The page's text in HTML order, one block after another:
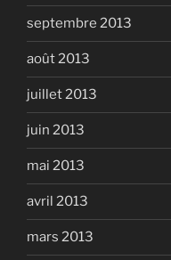
septembre 2013
août 2013
juillet 2013
juin 2013
mai 2013
avril 2013
mars 2013